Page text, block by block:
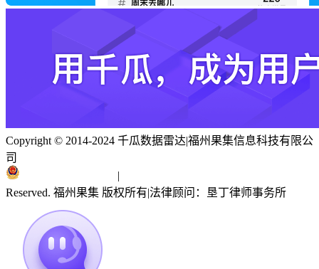
Copyright © 2014-2024 千瓜数据雷达|福州果集信息科技有限公
司
|
Reserved. 福州果集 版权所有|法律顾问：垦丁律师事务所